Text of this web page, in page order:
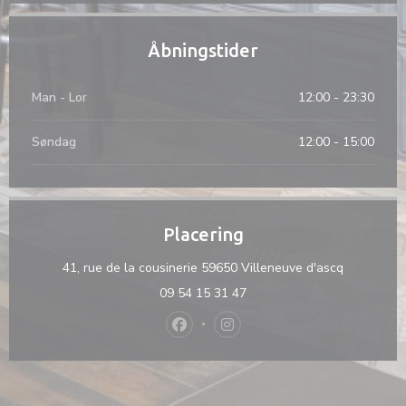
Åbningstider
Man - Lor 12:00 - 23:30
Søndag 12:00 - 15:00
Placering
41, rue de la cousinerie 59650 Villeneuve d'ascq
09 54 15 31 47
Facebook ((åbner i et nyt vindue))
Instagram ((åbner i et nyt